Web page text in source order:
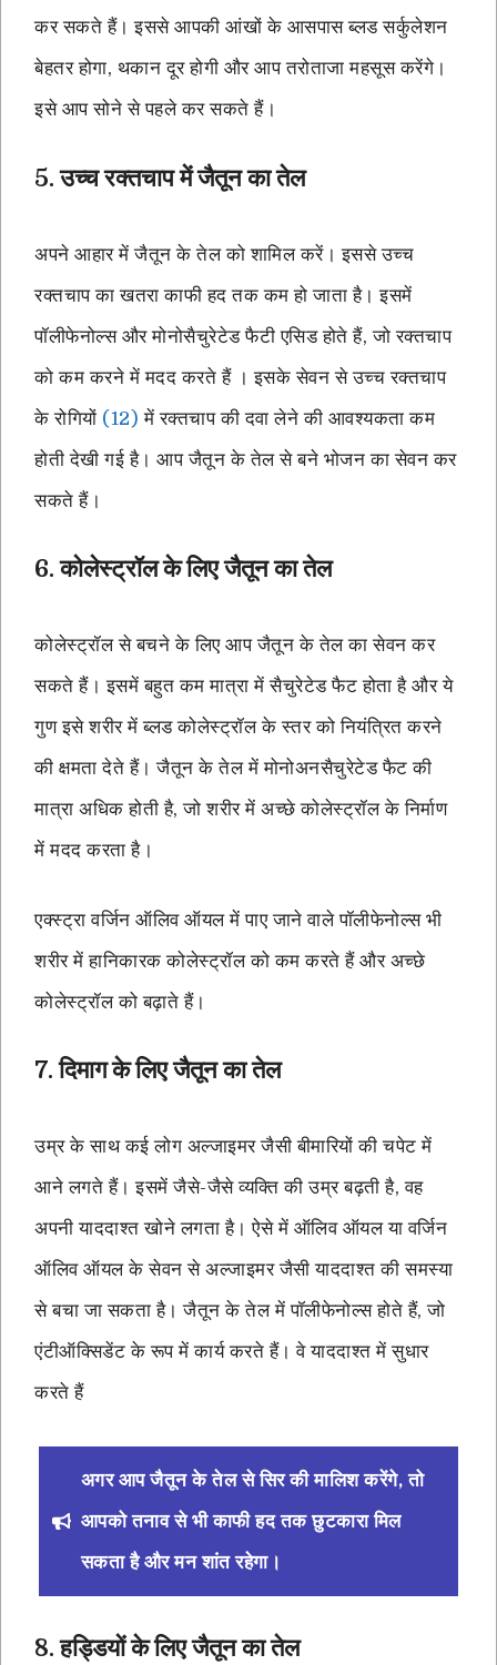
कर सकते हैं। इससे आपकी आंखों के आसपास ब्लड सर्कुलेशन
बेहतर होगा, थकान दूर होगी और आप तरोताजा महसूस करेंगे।
इसे आप सोने से पहले कर सकते हैं।
5. उच्च रक्तचाप में जैतून का तेल
अपने आहार में जैतून के तेल को शामिल करें। इससे उच्च
रक्तचाप का खतरा काफी हद तक कम हो जाता है। इसमें
पॉलीफेनोल्स और मोनोसैचुरेटेड फैटी एसिड होते हैं, जो रक्तचाप
को कम करने में मदद करते हैं । इसके सेवन से उच्च रक्तचाप
के रोगियों (12) में रक्तचाप की दवा लेने की आवश्यकता कम
होती देखी गई है। आप जैतून के तेल से बने भोजन का सेवन कर
सकते हैं।
6. कोलेस्ट्रॉल के लिए जैतून का तेल
कोलेस्ट्रॉल से बचने के लिए आप जैतून के तेल का सेवन कर
सकते हैं। इसमें बहुत कम मात्रा में सैचुरेटेड फैट होता है और ये
गुण इसे शरीर में ब्लड कोलेस्ट्रॉल के स्तर को नियंत्रित करने
की क्षमता देते हैं। जैतून के तेल में मोनोअनसैचुरेटेड फैट की
मात्रा अधिक होती है, जो शरीर में अच्छे कोलेस्ट्रॉल के निर्माण
में मदद करता है।
एक्स्ट्रा वर्जिन ऑलिव ऑयल में पाए जाने वाले पॉलीफेनोल्स भी
शरीर में हानिकारक कोलेस्ट्रॉल को कम करते हैं और अच्छे
कोलेस्ट्रॉल को बढ़ाते हैं।
7. दिमाग के लिए जैतून का तेल
उम्र के साथ कई लोग अल्जाइमर जैसी बीमारियों की चपेट में
आने लगते हैं। इसमें जैसे-जैसे व्यक्ति की उम्र बढ़ती है, वह
अपनी याददाश्त खोने लगता है। ऐसे में ऑलिव ऑयल या वर्जिन
ऑलिव ऑयल के सेवन से अल्जाइमर जैसी याददाश्त की समस्या
से बचा जा सकता है। जैतून के तेल में पॉलीफेनोल्स होते हैं, जो
एंटीऑक्सिडेंट के रूप में कार्य करते हैं। वे याददाश्त में सुधार
करते हैं
अगर आप जैतून के तेल से सिर की मालिश करेंगे, तो
आपको तनाव से भी काफी हद तक छुटकारा मिल
सकता है और मन शांत रहेगा।
8. हड्डियों के लिए जैतून का तेल